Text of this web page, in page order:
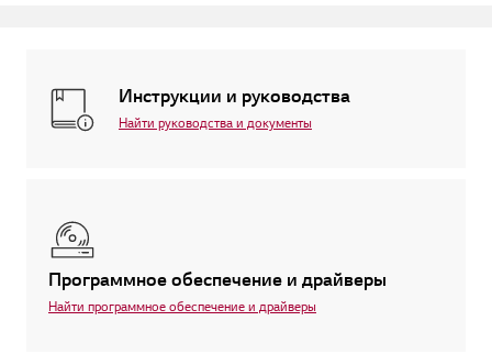
Инструкции и руководства
Найти руководства и документы
Программное обеспечение и драйверы
Найти программное обеспечение и драйверы